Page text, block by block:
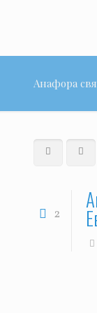
Анафора
2